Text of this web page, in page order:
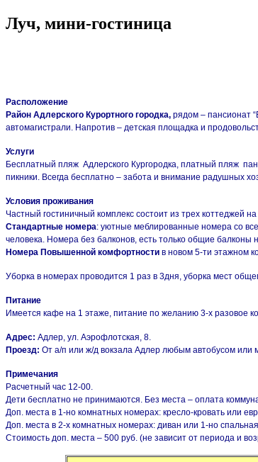
Луч, мини-гостиница
Расположение
Район Адлерского Курортного городка, рядом – пансионат
автомагистрали. Напротив – детская площадка и
Услуги
Бесплатный пляж Адлерского Кургородка, платный пляж
пикники. Всегда бесплатно – забота и внимание радушных
Условия проживания
Частный гостиничный комплекс состоит из трех коттеджей
Стандартные номера: уютные меблированные номера со
человека. Номера без балконов, есть только общие балконы
Номера Повышенной комфортности в новом 5-ти этажном
Уборка в номерах проводится 1 раз в 3дня, уборка мест
Питание
Имеется кафе на 1 этаже, питание по желанию 3-х разовое
Адрес: Адлер, ул. Аэрофлотская, 8.
Проезд: От а/п или ж/д вокзала Адлер любым автобусом или
Примечания
Расчетный час 12-00.
Дети бесплатно не принимаются. Без места – оплата
Доп. места в 1-но комнатных номерах: кресло-кровать или
Доп. места в 2-х комнатных номерах: диван или 1-но
Стоимость доп. места – 500 руб. (не зависит от периода и